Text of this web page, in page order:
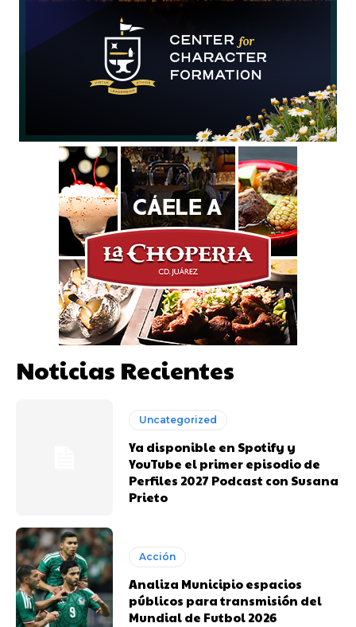
Noticias Recientes
Uncategorized
Ya disponible en Spotify y
YouTube el primer episodio de
Perfiles 2027 Podcast con Susana
Prieto
Acción
Analiza Municipio espacios
públicos para transmisión del
Mundial de Futbol 2026